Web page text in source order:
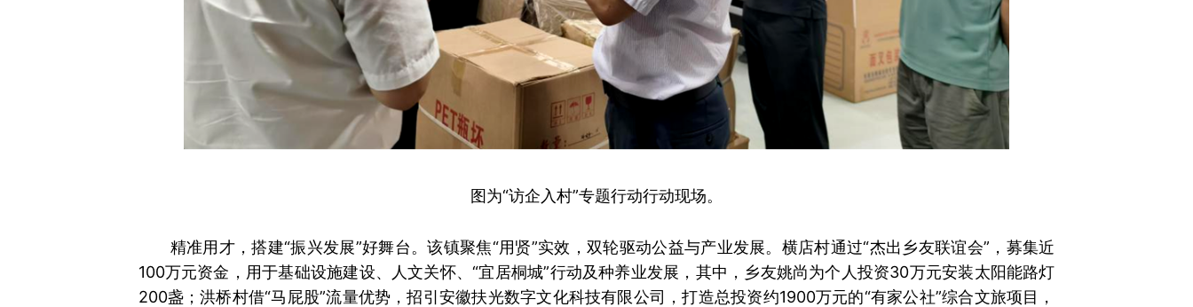
图为“访企入村”专题行动行动现场。
精准用才，搭建“振兴发展”好舞台。该镇聚焦“用贤”实效，双轮驱动公益与产业发展。横店村通过“杰出乡友联谊会”，募集近
100万元资金，用于基础设施建设、人文关怀、“宜居桐城”行动及种养业发展，其中，乡友姚尚为个人投资30万元安装太阳能路灯
200盏；洪桥村借“马屁股”流量优势，招引安徽扶光数字文化科技有限公司，打造总投资约1900万元的“有家公社”综合文旅项目，